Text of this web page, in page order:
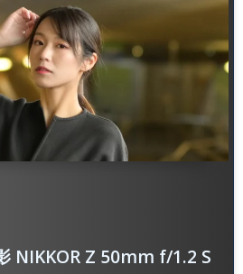
NIKKOR Z 50mm f/1.2 S